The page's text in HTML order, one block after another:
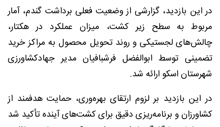
در این بازدید، گزارشی از وضعیت فعلی برداشت گندم، آمار
مربوط به سطح زیر کشت، میزان عملکرد در هکتار،
چالش‌های لجستیکی و روند تحویل محصول به مراکز خرید
تضمینی توسط ابوالفضل فرشبافیان مدیر جهادکشاورزی
شهرستان اسکو ارائه شد.
در این بازدید بر لزوم ارتقای بهره‌وری، حمایت هدفمند از
کشاورزان و برنامه‌ریزی دقیق برای کشت‌های آینده تأکید شد